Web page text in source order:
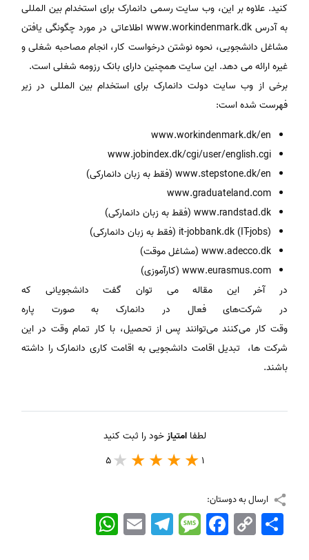
کنید. علاوه بر این، وب سایت رسمی دانمارک برای استخدام بین المللی
به آدرس www.workindenmark.dk اطلاعاتی در مورد چگونگی یافتن
مشاغل دانشجویی، نحوه نوشتن درخواست کار، انجام مصاحبه شغلی و
غیره ارائه می دهد. این سایت همچنین دارای بانک رزومه شغلی است.
برخی از وب سایت دولت دانمارک برای استخدام بین المللی در زیر
فهرست شده است:
www.workindenmark.dk/en
www.jobindex.dk/cgi/user/english.cgi
www.stepstone.dk/en (فقط به زبان دانمارکی)
www.graduateland.com
www.randstad.dk (فقط به زبان دانمارکی)
(it-jobbank.dk (IT-jobs (فقط به زبان دانمارکی)
www.adecco.dk (مشاغل موقت)
www.eurasmus.com (کارآموزی)
در آخر این مقاله می توان گفت دانشجویانی که
در شرکت‌های فعال در دانمارک به صورت پاره‌
وقت کار می‌کنند می‌توانند پس از تحصیل، با کار تمام ‌وقت در این
شرکت‌ ها، تبدیل اقامت دانشجویی به اقامت کاری دانمارک را داشته
باشند.
لطفاامتیازخود را ثبت کنید
1
5
ارسال به دوستان:
WhatsApp EmailTelegramMessageFacebook Copy
Link
اشتراک